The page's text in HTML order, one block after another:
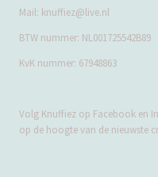
Mail: knuffiez@live.nl
BTW nummer: NL001725542B89
KvK nummer: 67948863
Volg Knuffiez op Facebook en
op de hoogte van de nieuwste